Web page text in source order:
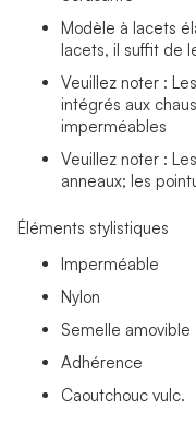
Modèle à lacets
lacets, il suffit de
Veuillez noter :
intégrés aux
imperméables
Veuillez noter :
anneaux; les
Éléments stylistiques
Imperméable
Nylon
Semelle amovible
Adhérence
Caoutchouc vulc.